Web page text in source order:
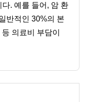
. 예를 들어, 암 환
반적인 30%의 본
의료비 부담이